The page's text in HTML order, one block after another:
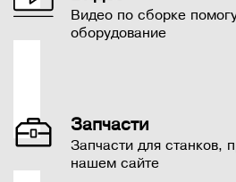
Видео по сборке
оборудование
Запчасти
Запчасти для станков,
нашем сайте